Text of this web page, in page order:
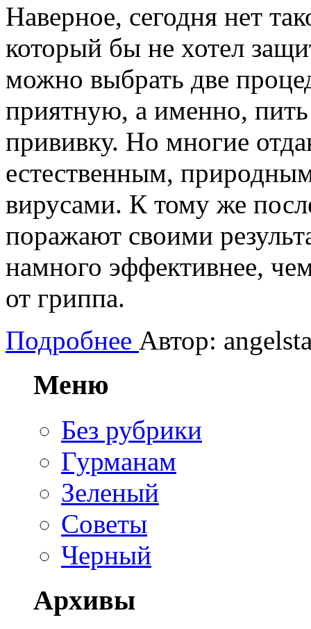
Наверное, сегодня нет
который бы не хотел
можно выбрать две
приятную, а именно,
прививку. Но многие
естественным,
вирусами. К тому же
поражают своими
намного эффективнее,
от гриппа.
Подробнее Автор:
Меню
Без рубрики
Гурманам
Зеленый
Советы
Черный
Архивы